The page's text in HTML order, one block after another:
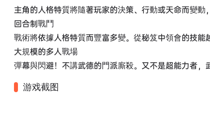
主角的人格特質將隨著玩家的決策、行動或天命而變動
回合制戰鬥
戰術將依據人格特質而豐富多變。從秘笈中領會的技能
大規模的多人戰場
彈幕與閃避！不講武德的門派廝殺。又不是超能力者
游戏截图